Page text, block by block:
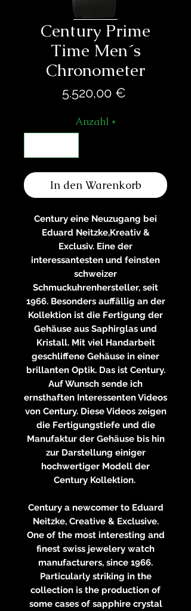
Century Prime
Time Men´s
Chronometer
5.520,00 €
Anzahl *
In den Warenkorb
Century eine Neuzugang bei
Eduard Neitzke,Kreativ &
Exclusiv. Eine der
interessantesten und feinsten
schweizer
Schmuckuhrenhersteller, seit
1966. Besonders auffällig an der
Kollektion ist die Fertigung der
Gehäuse aus Saphirglas und
Kristall. Mit viel Handarbeit
geschliffene Gehäuse in einer
brillanten Optik. Das ist Century.
Auf Wunsch sende ich
ernsthaften Interessenten Videos
von Century. Diese Videos zeigen
die Fertigungstiefe und die
Manufaktur der Gehäuse bis hin
zur Darstellung einiger
hochwertiger Modell der
Century Kollektion.
Century a newcomer to Eduard
Neitzke, Creative & Exclusive.
One of the most interesting and
finest swiss jewelery watch
manufacturers, since 1966.
Particularly striking in the
collection is the production of
some cases of sapphire crystal